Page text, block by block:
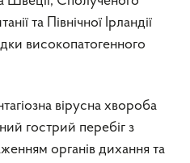
та Північної Ірландії
високопатогенного
вірусна хвороба
гострий перебіг з
органів дихання та